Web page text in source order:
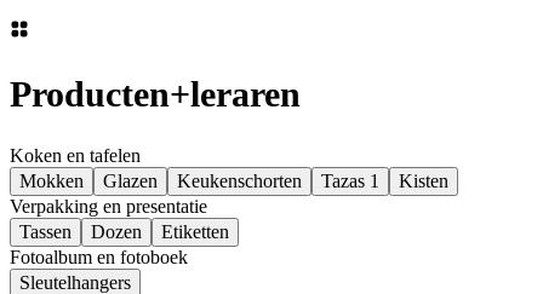
Producten+leraren
Koken en tafelen
Mokken
Glazen Keukenschorten Tazas 1
Kisten
Verpakking en presentatie
Tassen
Dozen
Etiketten
Fotoalbum en fotoboek
Sleutelhangers